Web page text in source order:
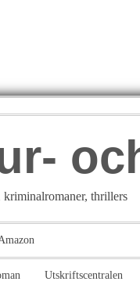
kriminalromaner, thrillers
Utskriftscentralen